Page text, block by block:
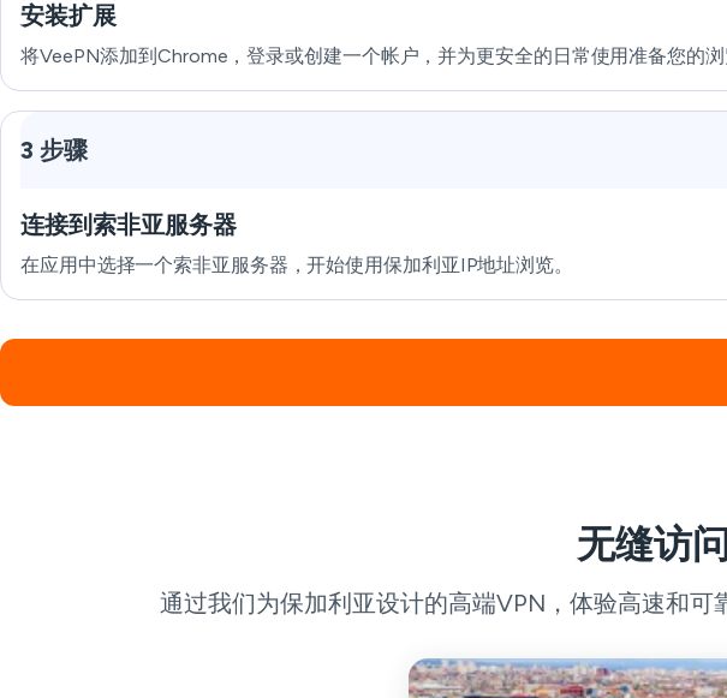
安装扩展
将VeePN添加到Chrome，登录或创建一个帐户，并为更安全的日常使用准备您的浏
3 步骤
连接到索非亚服务器
在应用中选择一个索非亚服务器，开始使用保加利亚IP地址浏览。
无缝访
通过我们为保加利亚设计的高端VPN，体验高速和